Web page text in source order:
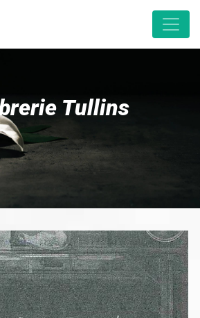
Tullins